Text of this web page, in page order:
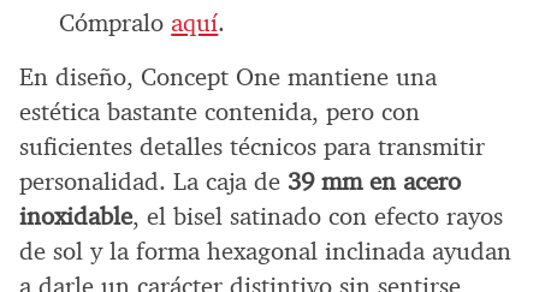
Cómpraloaquí.
En diseño, Concept One mantiene una
estética bastante contenida, pero con
suficientes detalles técnicos para transmitir
personalidad. La caja de 39 mm en acero
inoxidable, el bisel satinado con efecto rayos
de sol y la forma hexagonal inclinada ayudan
a darle un carácter distintivo sin sentirse